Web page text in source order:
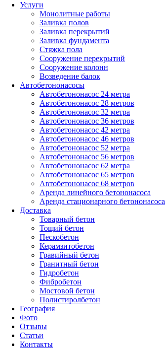
Услуги
Монолитные работы
Заливка полов
Заливка перекрытий
Заливка фундамента
Стяжка пола
Сооружение перекрытий
Сооружение колонн
Возведение балок
Автобетононасосы
Автобетононасос 24 метра
Автобетононасос 28 метров
Автобетононасос 32 метра
Автобетононасос 36 метров
Автобетононасос 42 метра
Автобетононасос 46 метров
Автобетононасос 52 метра
Автобетононасос 56 метров
Автобетононасос 62 метра
Автобетононасос 65 метров
Автобетононасос 68 метров
Аренда линейного бетононасоса
Аренда стационарного бетононасоса
Доставка
Товарный бетон
Тощий бетон
Пескобетон
Керамзитобетон
Гравийный бетон
Гранитный бетон
Гидробетон
Фибробетон
Мостовой бетон
Полистиролбетон
География
Фото
Отзывы
Статьи
Контакты